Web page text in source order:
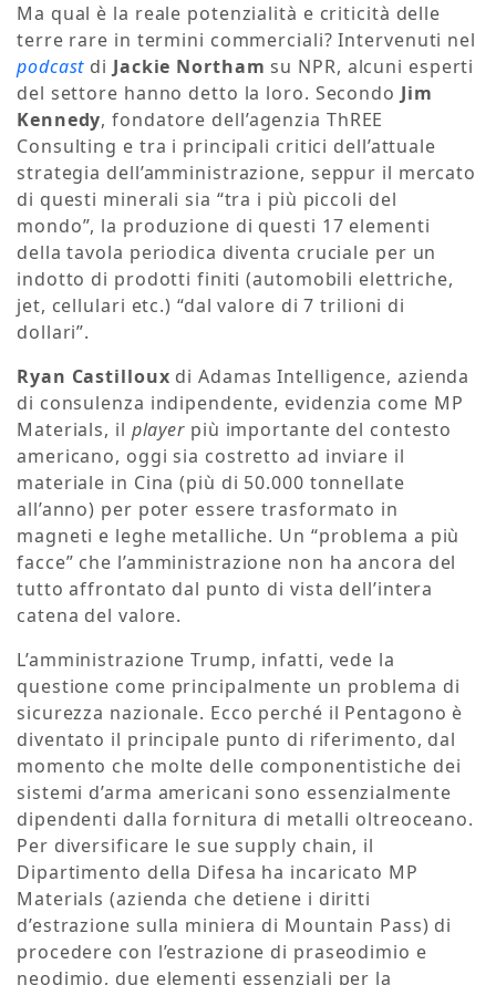
Ma qual è la reale potenzialità e criticità delle
terre rare in termini commerciali? Intervenuti nel
podcast di Jackie Northam su NPR, alcuni esperti
del settore hanno detto la loro. Secondo Jim
Kennedy, fondatore dell’agenzia ThREE
Consulting e tra i principali critici dell’attuale
strategia dell’amministrazione, seppur il mercato
di questi minerali sia “tra i più piccoli del
mondo”, la produzione di questi 17 elementi
della tavola periodica diventa cruciale per un
indotto di prodotti finiti (automobili elettriche,
jet, cellulari etc.) “dal valore di 7 trilioni di
dollari”.
Ryan Castilloux di Adamas Intelligence, azienda
di consulenza indipendente, evidenzia come MP
Materials, il player più importante del contesto
americano, oggi sia costretto ad inviare il
materiale in Cina (più di 50.000 tonnellate
all’anno) per poter essere trasformato in
magneti e leghe metalliche. Un “problema a più
facce” che l’amministrazione non ha ancora del
tutto affrontato dal punto di vista dell’intera
catena del valore.
L’amministrazione Trump, infatti, vede la
questione come principalmente un problema di
sicurezza nazionale. Ecco perché il Pentagono è
diventato il principale punto di riferimento, dal
momento che molte delle componentistiche dei
sistemi d’arma americani sono essenzialmente
dipendenti dalla fornitura di metalli oltreoceano.
Per diversificare le sue supply chain, il
Dipartimento della Difesa ha incaricato MP
Materials (azienda che detiene i diritti
d’estrazione sulla miniera di Mountain Pass) di
procedere con l’estrazione di praseodimio e
neodimio, due elementi essenziali per la